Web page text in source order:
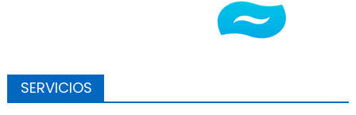
SERVICIOS